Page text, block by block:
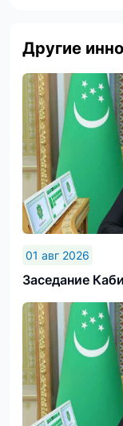
Другие
01 авг 2026
Заседание